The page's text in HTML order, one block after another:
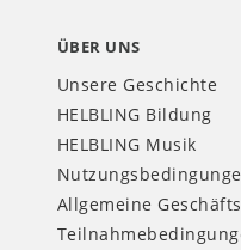
ÜBER UNS
Unsere Geschichte
HELBLING Bildung
HELBLING Musik
Allgemeine